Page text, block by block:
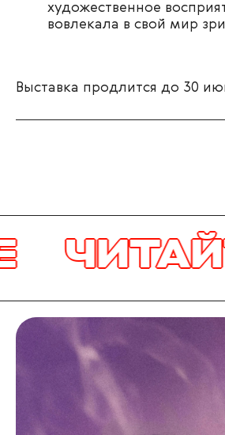
художественное
вовлекала в свой мир
Выставка продлится до 30